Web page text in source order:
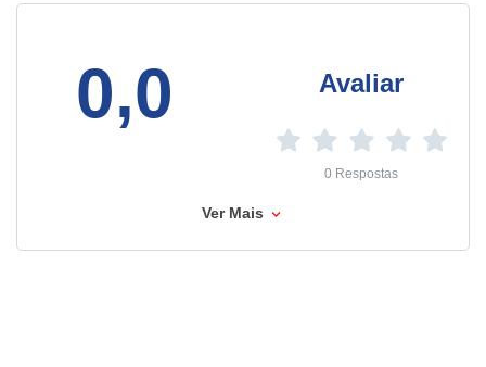
0,0 Avaliar
0 Respostas
Ver Mais